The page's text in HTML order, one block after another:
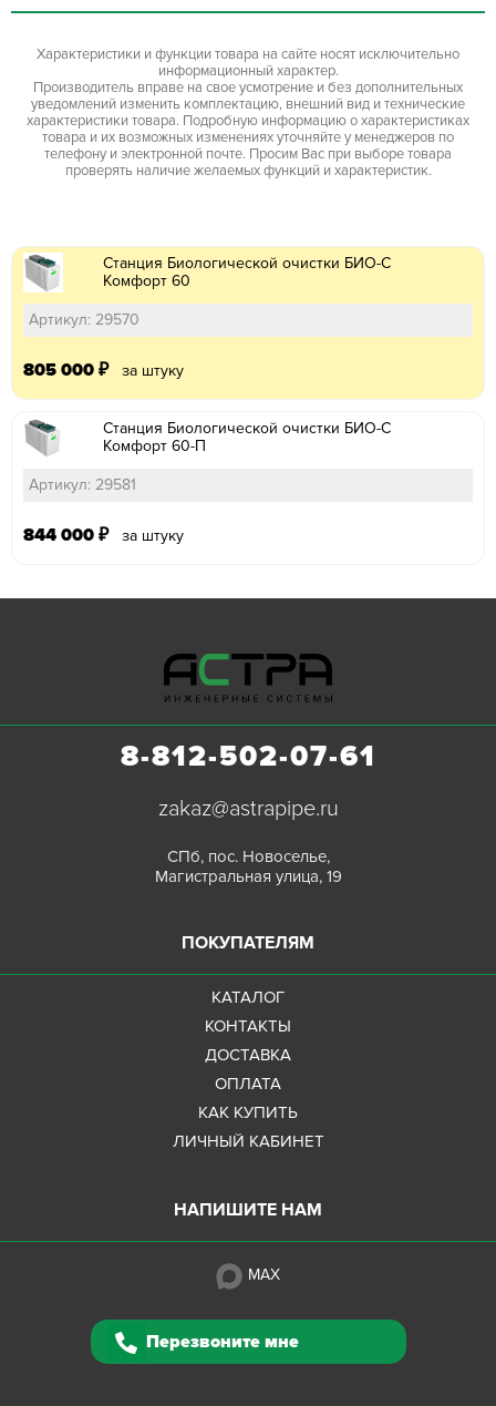
Характеристики и функции товара на сайте носят исключительно
информационный характер.
Производитель вправе на свое усмотрение и без дополнительных
уведомлений изменить комплектацию, внешний вид и технические
характеристики товара. Подробную информацию о характеристиках
товара и их возможных изменениях уточняйте у менеджеров по
телефону и электронной почте. Просим Вас при выборе товара
проверять наличие желаемых функций и характеристик.
Станция Биологической очистки БИО-С
Комфорт 60
Артикул: 29570
805 000 ₽ за штуку
Станция Биологической очистки БИО-С
Комфорт 60-П
Артикул: 29581
844 000 ₽ за штуку
8-812-502-07-61
zakaz@astrapipe.ru
СПб, пос. Новоселье,
Магистральная улица, 19
ПОКУПАТЕЛЯМ
КАТАЛОГ
КОНТАКТЫ
ДОСТАВКА
ОПЛАТА
КАК КУПИТЬ
ЛИЧНЫЙ КАБИНЕТ
НАПИШИТЕ НАМ
MAX
Перезвоните мне